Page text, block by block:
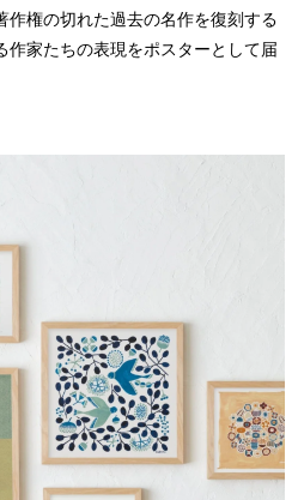
作権の切れた過去の名作を復刻する
作家たちの表現をポスターとして届